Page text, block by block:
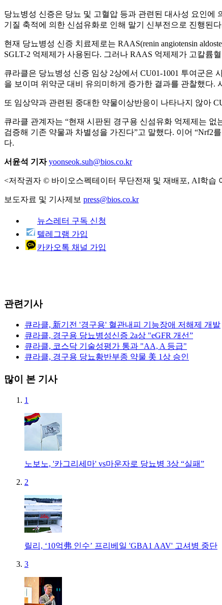
당뇨병성 신증은 당뇨 및 고혈압 등과 관련된 대사성 요인에
기질 축적에 의한 신섬유화로 인해 말기 신부전으로 진행된
현재 당뇨병성 신증 치료제로는 RAAS(renin angiotensin
SGLT-2 억제제가 사용된다. 그러나 RAAS 억제제가 고칼륨
큐라클은 당뇨병성 신증 임상 2상에서 CU01-1001 투여군은
을 보이며 위약군 대비 유의미하게 증가한 결과를 관찰했다.
또 임상약과 관련된 중대한 약물이상반응이 나타나지 않아
큐라클 관계자는 “현재 시판된 경구용 신섬유화 억제제는
검증해 기존 약물과 차별성을 가진다”고 말했다. 이어 “Nrf2
다.
서윤석 기자 yoonseok.suh@bios.co.kr
<저작권자 © 바이오스펙테이터 무단전재 및 재배포, AI학습
보도자료 및 기사제보 press@bios.co.kr
뉴스레터 구독 신청
텔레그램 가입
카카오톡 채널 가입
관련기사
큐라클, 新기전 '경구용' 혈관내피 기능장애 저해제 개발
큐라클, 경구용 당뇨병성신증 2a상 "eGFR 개선”
큐라클, 코스닥 기술성평가 통과 "AA, A 등급"
큐라클, 경구용 당뇨황반부종 약물 美 1상 승인
많이 본 기사
1
노보노, '카그리세마' vs마운자로 당뇨병 3상 “실패”
2
릴리, ‘10억弗 인수’ 프리베일 'GBA1 AAV' 고셔병 중단
3